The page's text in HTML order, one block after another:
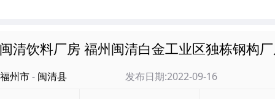
清饮料厂房 福州闽清白金工业区独栋钢构
福州市- 闽清县 发布日期:2022-09-16